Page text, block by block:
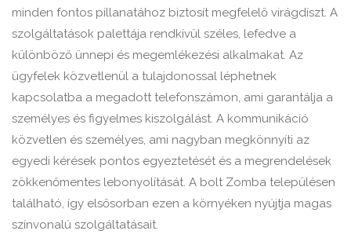
minden fontos pillanatához biztosít megfelelő virágdíszt. A
szolgáltatások palettája rendkívül széles, lefedve a
különböző ünnepi és megemlékezési alkalmakat. Az
ügyfelek közvetlenül a tulajdonossal léphetnek
kapcsolatba a megadott telefonszámon, ami garantálja a
személyes és figyelmes kiszolgálást. A kommunikáció
közvetlen és személyes, ami nagyban megkönnyíti az
egyedi kérések pontos egyeztetését és a megrendelések
zökkenőmentes lebonyolítását. A bolt Zomba településen
található, így elsősorban ezen a környéken nyújtja magas
színvonalú szolgáltatásait.